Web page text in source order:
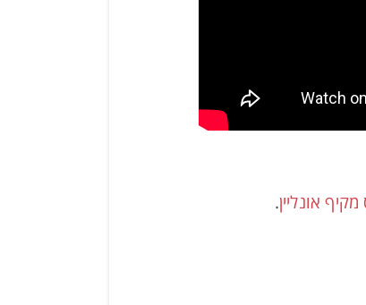
אונליין.